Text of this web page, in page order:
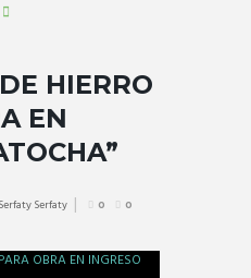
HIERRO
EN
Serfaty 0
0